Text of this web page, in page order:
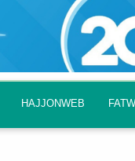
HAJJONWEB